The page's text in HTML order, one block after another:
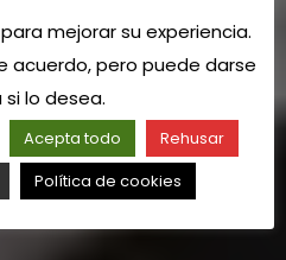
mejorar su experiencia.
acuerdo, pero puede darse
lo desea.
Acepta todo
Rehusar
Política de cookies